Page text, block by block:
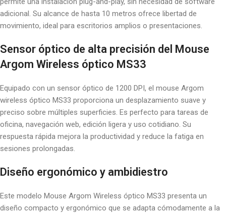
adicional. Su alcance de hasta 10 metros ofrece libertad de
movimiento, ideal para escritorios amplios o presentaciones.
Sensor óptico de alta precisión del Mouse
Argom Wireless óptico MS33
Equipado con un sensor óptico de 1200 DPI, el mouse Argom
wireless óptico MS33 proporciona un desplazamiento suave y
preciso sobre múltiples superficies. Es perfecto para tareas de
oficina, navegación web, edición ligera y uso cotidiano. Su
respuesta rápida mejora la productividad y reduce la fatiga en
sesiones prolongadas.
Diseño ergonómico y ambidiestro
Este modelo Mouse Argom Wireless óptico MS33 presenta un
diseño compacto y ergonómico que se adapta cómodamente a la